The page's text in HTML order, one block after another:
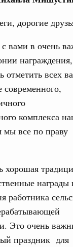
дорогие
вами в очень
отметить всех
современного,
комплекса
мы все по праву
хорошая
работника
Это очень
праздник для
по
тыс.
Фонда
территорий.
по
в